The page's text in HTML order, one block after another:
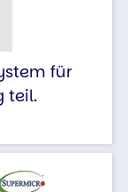
für
teil.